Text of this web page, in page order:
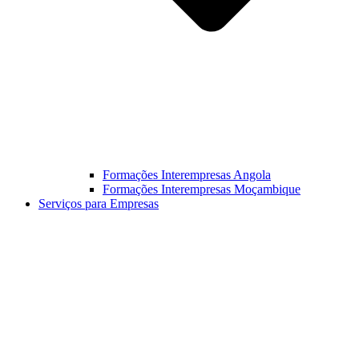
Formações Interempresas Angola
Formações Interempresas Moçambique
Serviços para Empresas